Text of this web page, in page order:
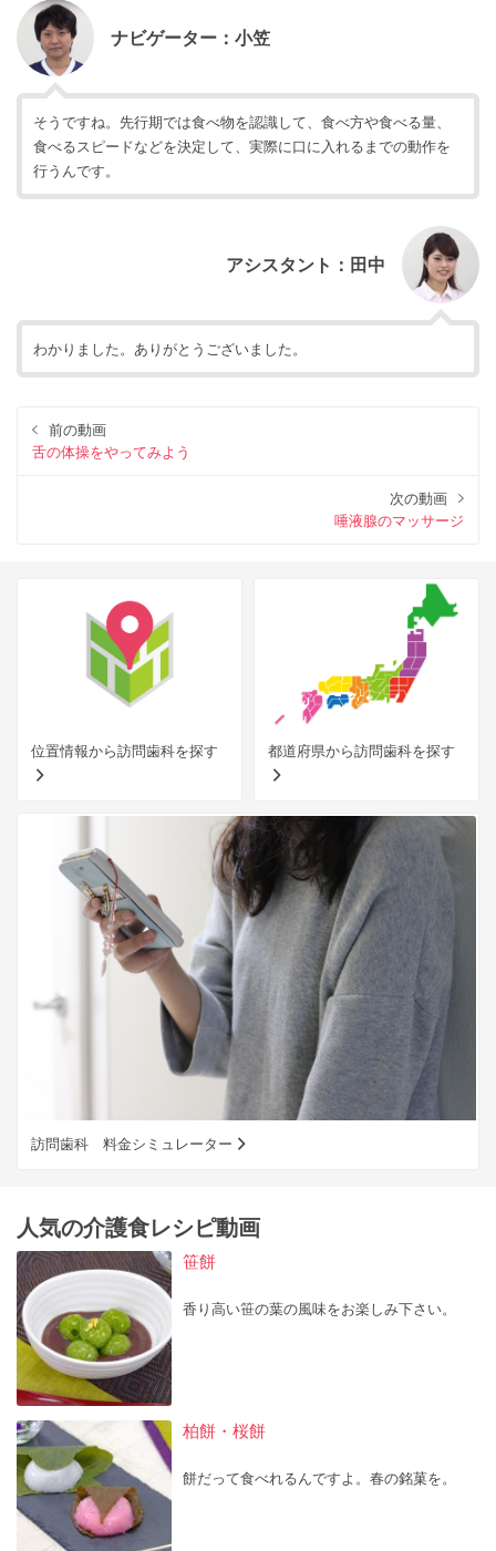
ナビゲーター：小笠
そうですね。先行期では食べ物を認識して、食べ方や食べる量、
食べるスピードなどを決定して、実際に口に入れるまでの動作を
行うんです。
アシスタント：田中
わかりました。ありがとうございました。
前の動画
舌の体操をやってみよう
次の動画
唾液腺のマッサージ
位置情報から訪問歯科を探す 都道府県から訪問歯科を探す
訪問歯科 料金シミュレーター
人気の介護食レシピ動画
笹餅
香り高い笹の葉の風味をお楽しみ下さい。
柏餅・桜餅
餅だって食べれるんですよ。春の銘菓を。